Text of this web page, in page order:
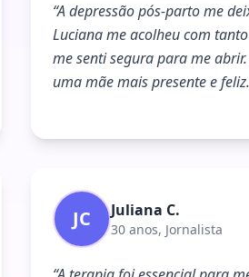
“A depressão pós-parto me
Luciana me acolheu com
me senti segura para me
uma mãe mais presente e feliz.
JC Juliana C.
30 anos, Jornalista